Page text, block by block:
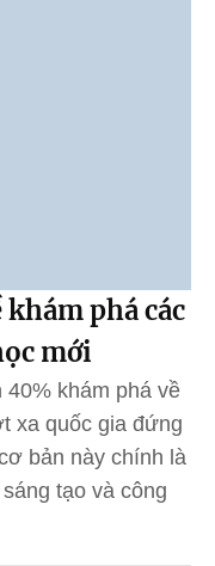
phá các
mới
40% khám phá về
xa quốc gia đứng
bản này chính là
tạo và công